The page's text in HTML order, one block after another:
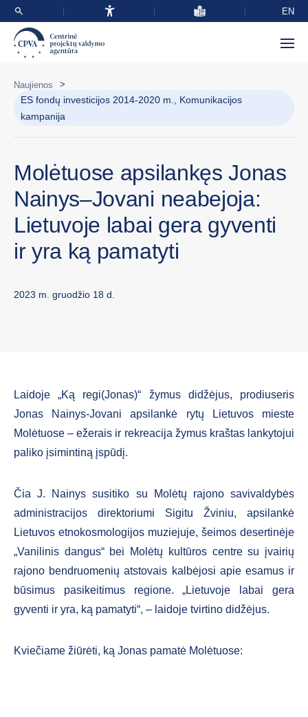
EN
Naujienos >
ES fondų investicijos 2014-2020 m., Komunikacijos
kampanija
Molėtuose apsilankęs Jonas
Nainys–Jovani neabejoja:
Lietuvoje labai gera gyventi
ir yra ką pamatyti
2023 m. gruodžio 18 d.
Laidoje „Ką regi(Jonas)“ žymus didžėjus, prodiuseris
Jonas Nainys-Jovani apsilankė rytų Lietuvos mieste
Molėtuose – ežerais ir rekreacija žymus kraštas lankytojui
paliko įsimintiną įspūdį.
Čia J. Nainys susitiko su Molėtų rajono savivaldybės
administracijos direktoriumi Sigitu Žviniu, apsilankė
Lietuvos etnokosmologijos muziejuje, šeimos desertinėje
„Vanilinis dangus“ bei Molėtų kultūros centre su įvairių
rajono bendruomenių atstovais kalbėjosi apie esamus ir
būsimus pasikeitimus regione. „Lietuvoje labai gera
gyventi ir yra, ką pamatyti“, – laidoje tvirtino didžėjus.
Kviečiame žiūrėti, ką Jonas pamatė Molėtuose: